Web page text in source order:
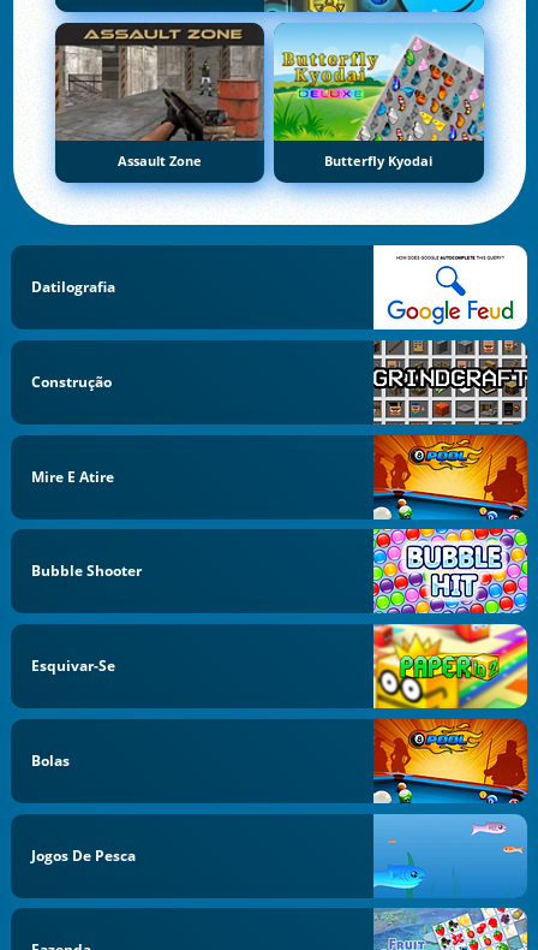
Assault Zone Butterfly Kyodai
Datilografia
Construção
Mire E Atire
Bubble Shooter
Esquivar-Se
Bolas
Jogos De Pesca